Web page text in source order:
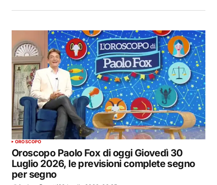
OROSCOPO
Oroscopo Paolo Fox di oggi Giovedì 30
Luglio 2026, le previsioni complete segno
per segno